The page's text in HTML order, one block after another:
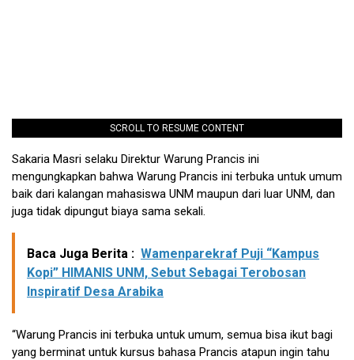
SCROLL TO RESUME CONTENT
Sakaria Masri selaku Direktur Warung Prancis ini
mengungkapkan bahwa Warung Prancis ini terbuka untuk umum
baik dari kalangan mahasiswa UNM maupun dari luar UNM, dan
juga tidak dipungut biaya sama sekali.
Baca Juga Berita : Wamenparekraf Puji “Kampus
Kopi” HIMANIS UNM, Sebut Sebagai Terobosan
Inspiratif Desa Arabika
“Warung Prancis ini terbuka untuk umum, semua bisa ikut bagi
yang berminat untuk kursus bahasa Prancis atapun ingin tahu